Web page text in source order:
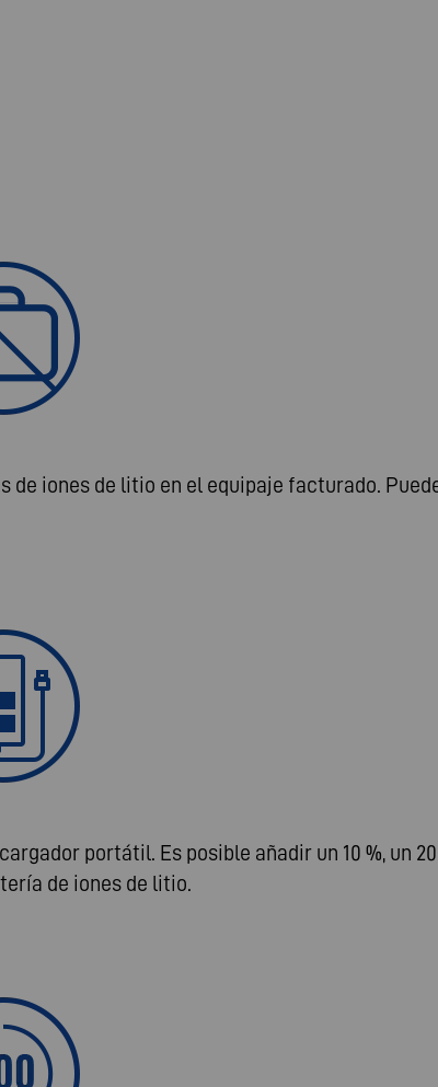
iones de litio en el equipaje facturado.
portátil. Es posible añadir un 10 %, un 20
de iones de litio.